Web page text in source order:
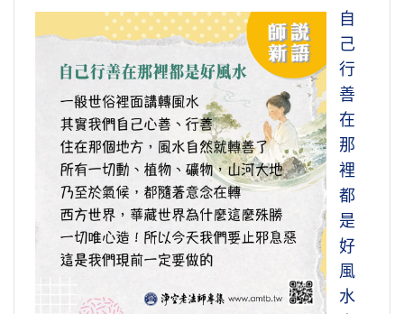
自
己
行
善
在
那
裡
都
是
好
風
水